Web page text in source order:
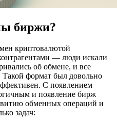
биржи?
криптовалютой
— люди искали
об обмене, и все
Такой формат был довольно
С появлением
и появление бирж
обменных операций и
задач: